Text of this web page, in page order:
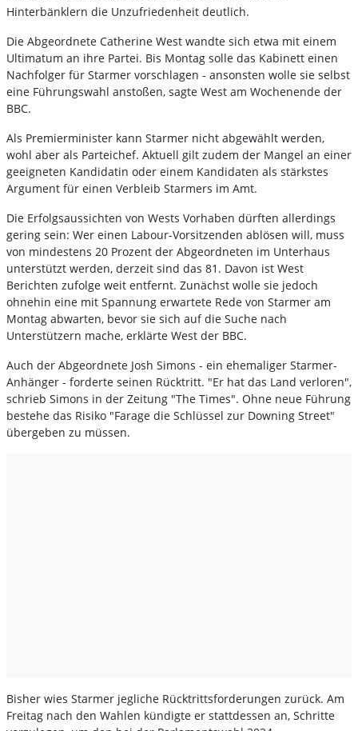
Hinterbänklern die Unzufriedenheit deutlich.
Die Abgeordnete Catherine West wandte sich etwa mit einem
Ultimatum an ihre Partei. Bis Montag solle das Kabinett einen
Nachfolger für Starmer vorschlagen - ansonsten wolle sie selbst
eine Führungswahl anstoßen, sagte West am Wochenende der
BBC.
Als Premierminister kann Starmer nicht abgewählt werden,
wohl aber als Parteichef. Aktuell gilt zudem der Mangel an einer
geeigneten Kandidatin oder einem Kandidaten als stärkstes
Argument für einen Verbleib Starmers im Amt.
Die Erfolgsaussichten von Wests Vorhaben dürften allerdings
gering sein: Wer einen Labour-Vorsitzenden ablösen will, muss
von mindestens 20 Prozent der Abgeordneten im Unterhaus
unterstützt werden, derzeit sind das 81. Davon ist West
Berichten zufolge weit entfernt. Zunächst wolle sie jedoch
ohnehin eine mit Spannung erwartete Rede von Starmer am
Montag abwarten, bevor sie sich auf die Suche nach
Unterstützern mache, erklärte West der BBC.
Auch der Abgeordnete Josh Simons - ein ehemaliger Starmer-
Anhänger - forderte seinen Rücktritt. "Er hat das Land verloren",
schrieb Simons in der Zeitung "The Times". Ohne neue Führung
bestehe das Risiko "Farage die Schlüssel zur Downing Street"
übergeben zu müssen.
Bisher wies Starmer jegliche Rücktrittsforderungen zurück. Am
Freitag nach den Wahlen kündigte er stattdessen an, Schritte